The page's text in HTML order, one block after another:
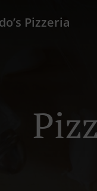
Pizzeria